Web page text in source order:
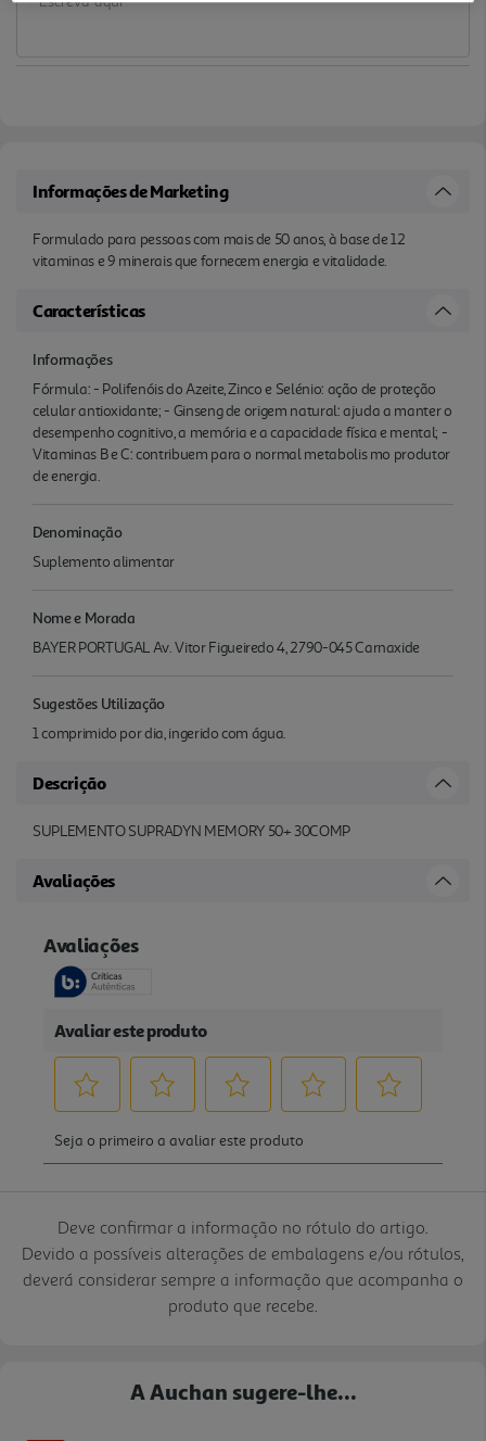
Informações de Marketing
Formulado para pessoas com mais de 50 anos, à base de 12
vitaminas e 9 minerais que fornecem energia e vitalidade.
Características
Informações
Fórmula: - Polifenóis do Azeite, Zinco e Selénio: ação de proteção
celular antioxidante; - Ginseng de origem natural: ajuda a manter o
desempenho cognitivo, a memória e a capacidade física e mental; -
Vitaminas B e C: contribuem para o normal metabolis mo produtor
de energia.
Denominação
Suplemento alimentar
Nome e Morada
BAYER PORTUGAL Av. Vitor Figueiredo 4, 2790-045 Carnaxide
Sugestões Utilização
1 comprimido por dia, ingerido com água.
Descrição
SUPLEMENTO SUPRADYN MEMORY 50+ 30COMP
Avaliações
Deve confirmar a informação no rótulo do artigo.
Devido a possíveis alterações de embalagens e/ou rótulos,
deverá considerar sempre a informação que acompanha o
produto que recebe.
A Auchan sugere-lhe...